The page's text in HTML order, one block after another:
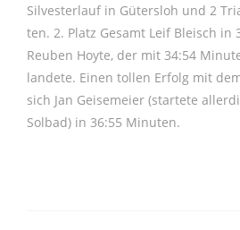
Silvesterlauf in Gütersloh und 2
ten. 2. Platz Gesamt Leif Bleisch
Reuben Hoyte, der mit 34:54
landete. Einen tollen Erfolg mit
sich Jan Geisemeier (startete
Solbad) in 36:55 Minuten.